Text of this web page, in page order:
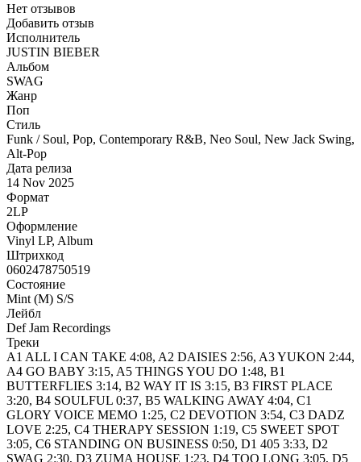
Нет отзывов
Добавить отзыв
Исполнитель
JUSTIN BIEBER
Альбом
SWAG
Жанр
Поп
Стиль
Funk / Soul, Pop, Contemporary R&B, Neo Soul, New Jack Swing,
Alt-Pop
Дата релиза
14 Nov 2025
Формат
2LP
Оформление
Vinyl LP, Album
Штрихкод
0602478750519
Состояние
Mint (M) S/S
Лейбл
Def Jam Recordings
Треки
A1 ALL I CAN TAKE 4:08, A2 DAISIES 2:56, A3 YUKON 2:44,
A4 GO BABY 3:15, A5 THINGS YOU DO 1:48, B1
BUTTERFLIES 3:14, B2 WAY IT IS 3:15, B3 FIRST PLACE
3:20, B4 SOULFUL 0:37, B5 WALKING AWAY 4:04, C1
GLORY VOICE MEMO 1:25, C2 DEVOTION 3:54, C3 DADZ
LOVE 2:25, C4 THERAPY SESSION 1:19, C5 SWEET SPOT
3:05, C6 STANDING ON BUSINESS 0:50, D1 405 3:33, D2
SWAG 2:30, D3 ZUMA HOUSE 1:23, D4 TOO LONG 3:05, D5